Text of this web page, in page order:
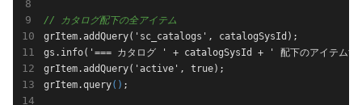
// カタログ配下の全アイテム
grItem.addQuery(' sc_catalogs ', catalogSysId ) ;
gs.info('=== カタログ ' + catalogSysId + ' 配下のアイテム
grItem.addQuery('active ', true) ;
grItem.query()